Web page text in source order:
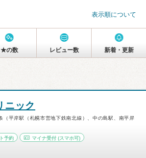
表示順について
★の数 レビュー数 新着・更新
ニック
（平岸駅（札幌市営地下鉄南北線）、中の島駅、南平岸
予約 マイナ受付 (スマホ可)